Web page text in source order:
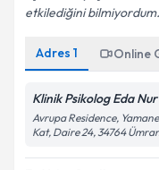
etkilediğini
Adres 1 Online
Klinik Psikolog Eda
Avrupa Residence,
Kat, Daire 24, 34764